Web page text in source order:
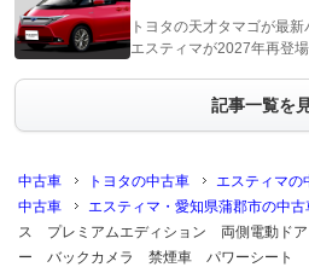
トヨタの天才タマゴが最
エスティマが2027年再登場
記事一覧を
中古車 トヨタの中古車 エスティマの
中古車
エスティマ・愛知県蒲郡市の中古
ス プレミアムエディション 両側電動ド
ー バックカメラ 禁煙車 パワーシート